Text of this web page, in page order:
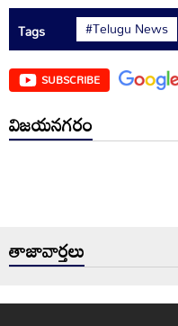
Tags #Telugu News
SUBSCRIBE
విజయనగరం
తాజావార్తలు